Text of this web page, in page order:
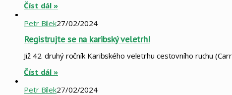
Číst dál »
Petr Bílek27/02/2024
Registrujte se na karibský veletrh!
Již 42. druhý ročník Karibského veletrhu cestovního ruchu
Číst dál »
Petr Bílek27/02/2024